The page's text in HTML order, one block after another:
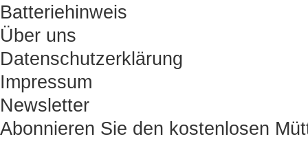
Batteriehinweis
Über uns
Datenschutzerklärung
Impressum
Newsletter
Abonnieren Sie den kostenlosen